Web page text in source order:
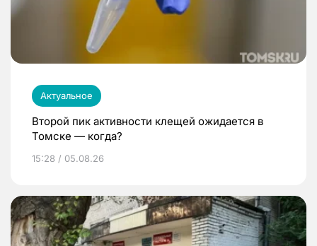
Актуальное
Второй пик активности клещей ожидается в
Томске — когда?
15:28 / 05.08.26